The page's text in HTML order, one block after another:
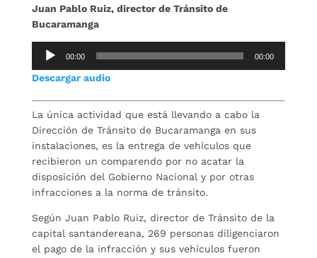
Juan Pablo Ruiz, director de Tránsito de
Bucaramanga
Reproductor
audio
00:00 00:00
Descargar audio
La única actividad que está llevando a cabo la
Dirección de Tránsito de Bucaramanga en sus
instalaciones, es la entrega de vehículos que
recibieron un comparendo por no acatar la
disposición del Gobierno Nacional y por otras
infracciones a la norma de tránsito.
Según Juan Pablo Ruiz, director de Tránsito de la
capital santandereana, 269 personas diligenciaron
el pago de la infracción y sus vehículos fueron